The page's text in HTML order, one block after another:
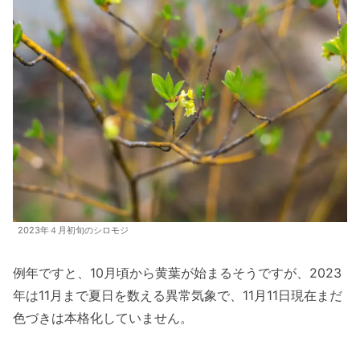
2023年４月初旬のシロモジ
例年ですと、10月頃から黄葉が始まるそうですが、2023
年は11月まで夏日を数える異常気象で、11月11日現在まだ
色づきは本格化していません。